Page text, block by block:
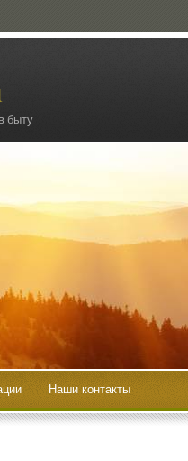
быту
Наши контакты